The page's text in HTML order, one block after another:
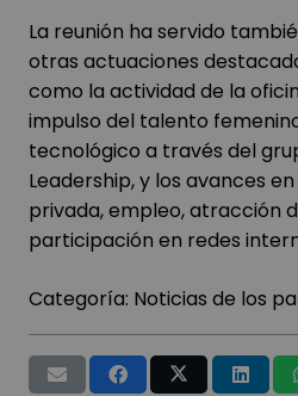
La reunión ha servido
otras actuaciones
como la actividad de la
impulso del talento
tecnológico a través del
Leadership, y los avances
privada, empleo, atracción
participación en redes
Categoría: Noticias de los